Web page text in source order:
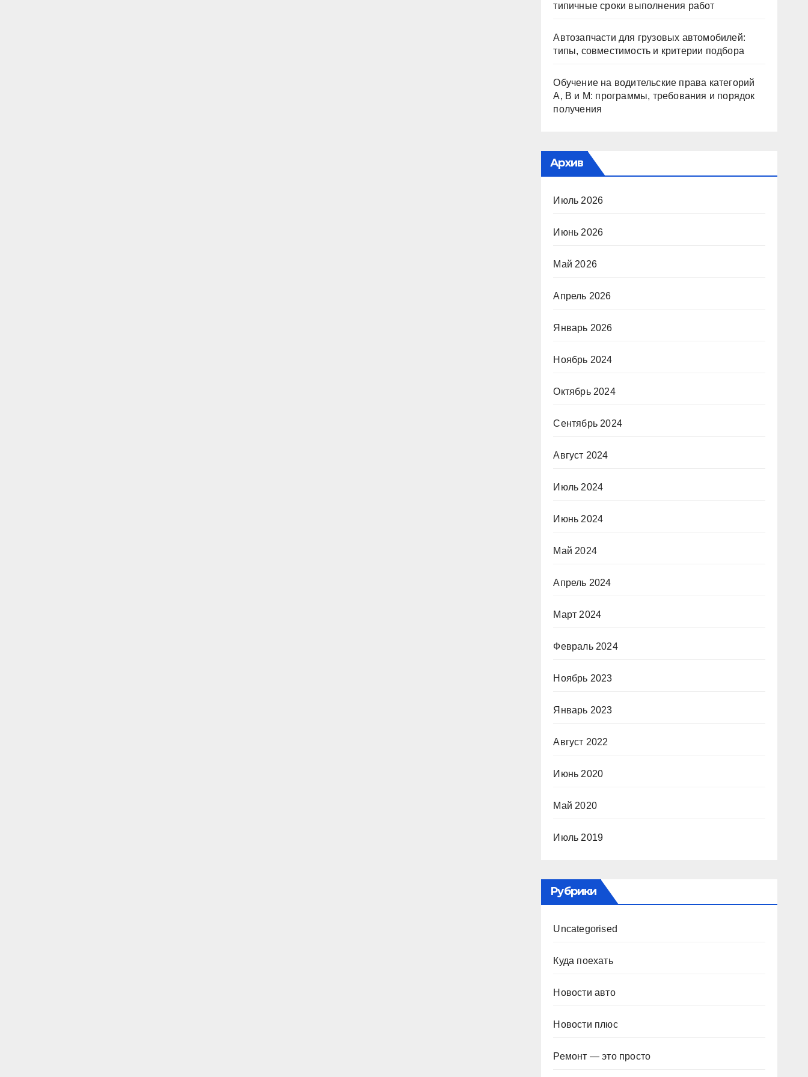
типичные сроки выполнения работ
Автозапчасти для грузовых автомобилей:
типы, совместимость и критерии подбора
Обучение на водительские права категорий
A, B и M: программы, требования и порядок
получения
Архив
Июль 2026
Июнь 2026
Май 2026
Апрель 2026
Январь 2026
Ноябрь 2024
Октябрь 2024
Сентябрь 2024
Август 2024
Июль 2024
Июнь 2024
Май 2024
Апрель 2024
Март 2024
Февраль 2024
Ноябрь 2023
Январь 2023
Август 2022
Июнь 2020
Май 2020
Июль 2019
Рубрики
Uncategorised
Куда поехать
Новости авто
Новости плюс
Ремонт — это просто